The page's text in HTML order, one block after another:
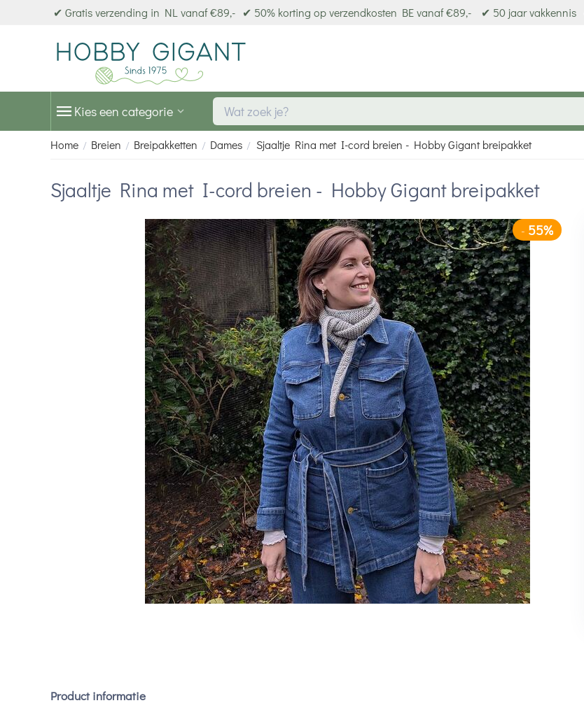
✔ Gratis verzending in NL vanaf €89,- ✔ 50% korting op verzendkosten BE vanaf €89,- ✔ 50 jaar vakkennis
Kies een categorie
Home / Breien / Breipakketten / Dames / Sjaaltje Rina met I-cord breien - Hobby Gigant breipakket
Sjaaltje Rina met I-cord breien - Hobby Gigant breipakket
- 55%
Product informatie